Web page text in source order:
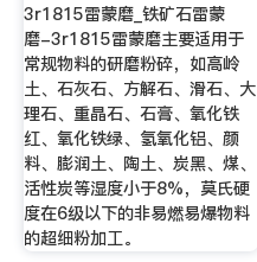
3r1815雷蒙磨_铁矿石雷蒙
磨-3r1815雷蒙磨主要适用于
常规物料的研磨粉碎，如高岭
土、石灰石、方解石、滑石、大
理石、重晶石、石膏、氧化铁
红、氧化铁绿、氢氧化铝、颜
料、膨润土、陶土、炭黑、煤、
活性炭等湿度小于8%，莫氏硬
度在6级以下的非易燃易爆物料
的超细粉加工。